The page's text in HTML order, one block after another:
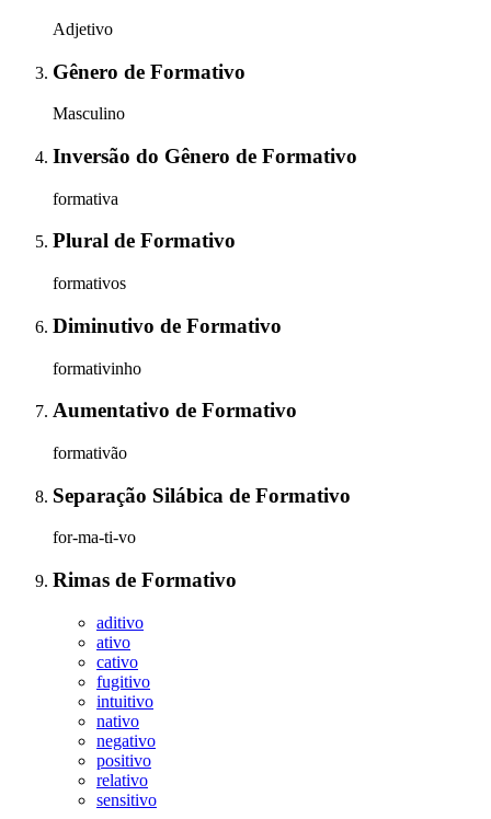
Adjetivo
Gênero de Formativo
Masculino
Inversão do Gênero de Formativo
formativa
Plural de Formativo
formativos
Diminutivo de Formativo
formativinho
Aumentativo de Formativo
formativão
Separação Silábica de Formativo
for-ma-ti-vo
Rimas de Formativo
aditivo
ativo
cativo
fugitivo
intuitivo
nativo
negativo
positivo
relativo
sensitivo